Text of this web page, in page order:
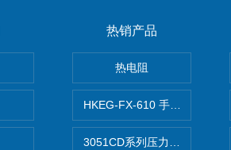
热销产品
热电阻
3051CD系列压力变送器